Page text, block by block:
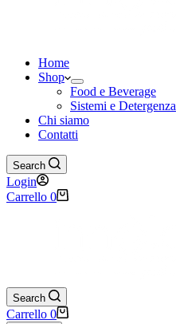
Home
Shop
Food e Beverage
Sistemi e Detergenza
Chi siamo
Contatti
Search
Login
Carrello 0
Search
Carrello 0